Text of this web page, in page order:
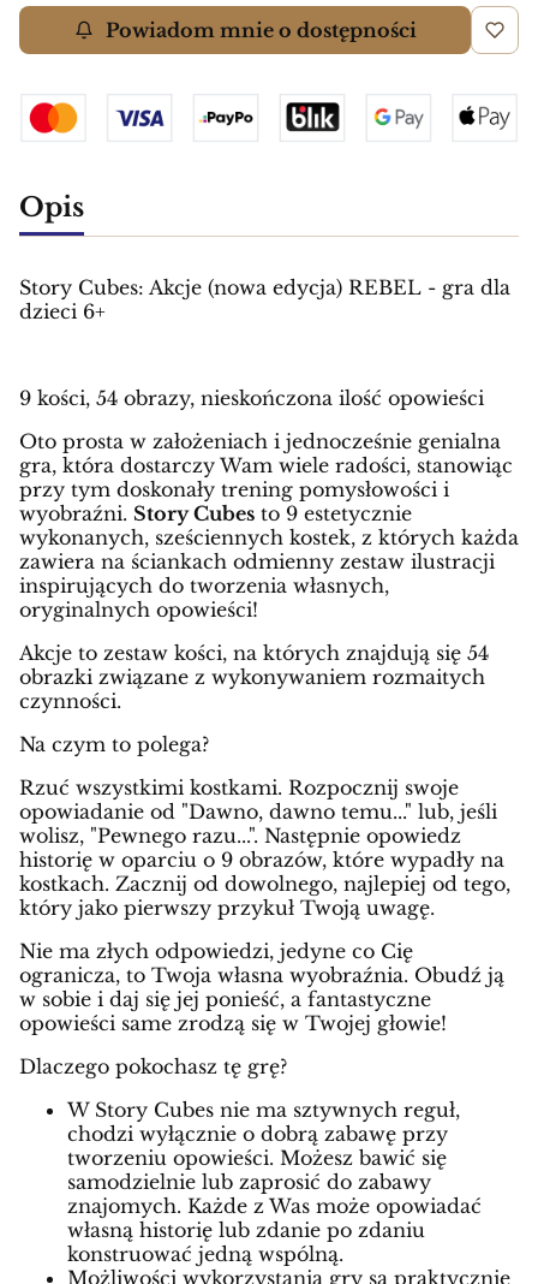
Powiadom mnie o dostępności
Opis
Story Cubes: Akcje (nowa edycja) REBEL - gra dla
dzieci 6+
9 kości, 54 obrazy, nieskończona ilość opowieści
Oto prosta w założeniach i jednocześnie genialna
gra, która dostarczy Wam wiele radości, stanowiąc
przy tym doskonały trening pomysłowości i
wyobraźni. Story Cubes to 9 estetycznie
wykonanych, sześciennych kostek, z których każda
zawiera na ściankach odmienny zestaw ilustracji
inspirujących do tworzenia własnych,
oryginalnych opowieści!
Akcje to zestaw kości, na których znajdują się 54
obrazki związane z wykonywaniem rozmaitych
czynności.
Na czym to polega?
Rzuć wszystkimi kostkami. Rozpocznij swoje
opowiadanie od "Dawno, dawno temu..." lub, jeśli
wolisz, "Pewnego razu...". Następnie opowiedz
historię w oparciu o 9 obrazów, które wypadły na
kostkach. Zacznij od dowolnego, najlepiej od tego,
który jako pierwszy przykuł Twoją uwagę.
Nie ma złych odpowiedzi, jedyne co Cię
ogranicza, to Twoja własna wyobraźnia. Obudź ją
w sobie i daj się jej ponieść, a fantastyczne
opowieści same zrodzą się w Twojej głowie!
Dlaczego pokochasz tę grę?
W Story Cubes nie ma sztywnych reguł,
chodzi wyłącznie o dobrą zabawę przy
tworzeniu opowieści. Możesz bawić się
samodzielnie lub zaprosić do zabawy
znajomych. Każde z Was może opowiadać
własną historię lub zdanie po zdaniu
konstruować jedną wspólną.
Możliwości wykorzystania gry są praktycznie